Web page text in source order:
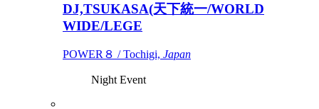
DJ,TSUKASA(天下統一/WORLD
WIDE/LEGE
POWER８ / Tochigi, Japan
Night Event